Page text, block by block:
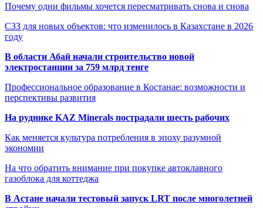
Почему одни фильмы хочется пересматривать снова и снова
СЗЗ для новых объектов: что изменилось в Казахстане в 2026
году
В области Абай начали строительство новой
электростанции за 759 млрд тенге
Профессиональное образование в Костанае: возможности и
перспективы развития
На руднике KAZ Minerals пострадали шесть рабочих
Как меняется культура потребления в эпоху разумной
экономии
На что обратить внимание при покупке автоклавного
газоблока для коттеджа
В Астане начали тестовый запуск LRT после многолетней